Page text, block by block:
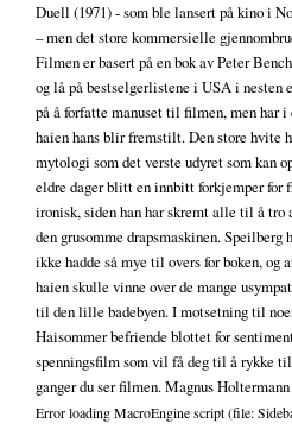
Duell (1971) - som ble lansert på kino i
– men det store kommersielle
Filmen er basert på en bok av Peter
og lå på bestselgerlistene i USA i nesten
på å forfatte manuset til filmen, men har
haien hans blir fremstilt. Den store hvite
mytologi som det verste udyret som kan
eldre dager blitt en innbitt forkjemper for
ironisk, siden han har skremt alle til å tro
den grusomme drapsmaskinen.
ikke hadde så mye til overs for boken, og
haien skulle vinne over de mange
til den lille badebyen. I motsetning til
Haisommer befriende blottet for
spenningsfilm som vil få deg til å rykke
ganger du ser filmen. Magnus Holtermann
Error loading MacroEngine script (file: